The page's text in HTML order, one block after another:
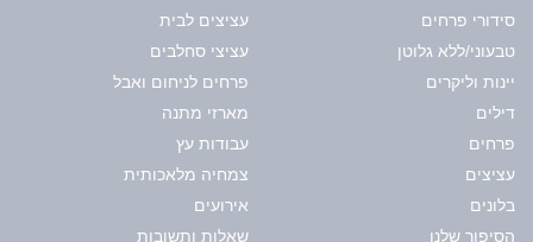
סידורי פרחים
עציצים לבית
טבעוני/ללא גלוטן
עציצי סחלבים
יינות וליקרים
פרחים לניחום ואבל
דילים
מארזי מתנה
פרחים
עבודות עץ
עציצים
צמחיה מלאכותית
בלונים
אירועים
הסיפור שלנו
שאלות ותשובות